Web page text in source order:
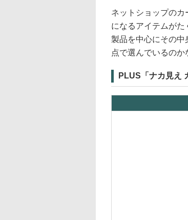
ネットショップの
になるアイテムが
製品を中心にその中
点で選んでいるのか
PLUS「ナカ見え